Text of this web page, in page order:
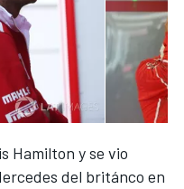
Hamilton y se vio
del británco en